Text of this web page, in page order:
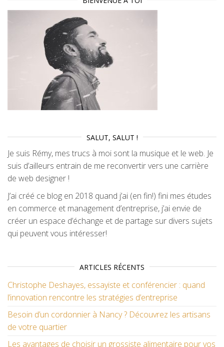
SALUT, SALUT !
Je suis Rémy, mes trucs à moi sont la musique et le web. Je
suis d’ailleurs entrain de me reconvertir vers une carrière
de web designer !
J’ai créé ce blog en 2018 quand j’ai (en fin!) fini mes études
en commerce et management d’entreprise, j’ai envie de
créer un espace d’échange et de partage sur divers sujets
qui peuvent vous intéresser!
ARTICLES RÉCENTS
Christophe Deshayes, essayiste et conférencier : quand
l’innovation rencontre les stratégies d’entreprise
Besoin d’un cordonnier à Nancy ? Découvrez les artisans
de votre quartier
Les avantages de choisir un grossiste alimentaire pour vos